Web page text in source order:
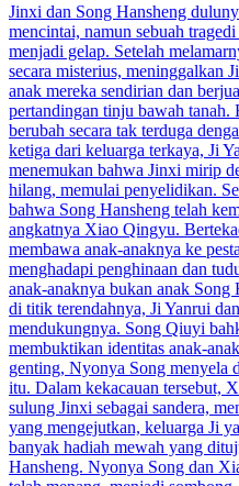
Jinxi dan Song Hansheng
mencintai, namun sebuah
menjadi gelap. Setelah
secara misterius, meninggalkan
anak mereka sendirian dan
pertandingan tinju bawah tanah.
berubah secara tak terduga
ketiga dari keluarga terkaya, Ji
menemukan bahwa Jinxi mirip
hilang, memulai penyelidikan.
bahwa Song Hansheng telah
angkatnya Xiao Qingyu.
membawa anak-anaknya ke
menghadapi penghinaan dan
anak-anaknya bukan anak Song
di titik terendahnya, Ji Yanrui
mendukungnya. Song Qiuyi
membuktikan identitas anak-
genting, Nyonya Song menyela
itu. Dalam kekacauan tersebut,
sulung Jinxi sebagai sandera,
yang mengejutkan, keluarga Ji
banyak hadiah mewah yang
Hansheng. Nyonya Song dan